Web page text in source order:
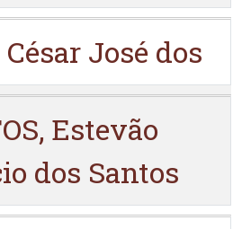
José dos
Estevão
dos Santos